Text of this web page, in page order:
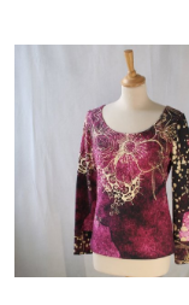
VOIR